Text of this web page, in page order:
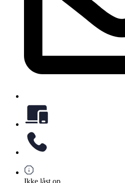
Ikke låst op